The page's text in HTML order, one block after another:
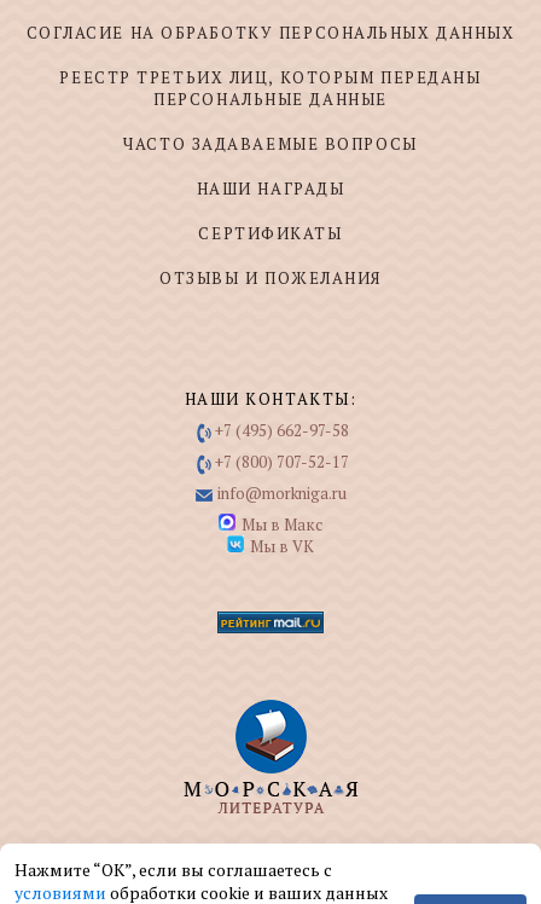
СОГЛАСИЕ НА ОБРАБОТКУ ПЕРСОНАЛЬНЫХ ДАННЫХ
РЕЕСТР ТРЕТЬИХ ЛИЦ, КОТОРЫМ ПЕРЕДАНЫ
ПЕРСОНАЛЬНЫЕ ДАННЫЕ
ЧАСТО ЗАДАВАЕМЫЕ ВОПРОСЫ
НАШИ НАГРАДЫ
СЕРТИФИКАТЫ
ОТЗЫВЫ И ПОЖЕЛАНИЯ
НАШИ КОНТАКТЫ:
+7 (495) 662-97-58
+7 (800) 707-52-17
info@morkniga.ru
Мы в Макс
Мы в VK
ООО "МОРКНИГА" занимается изданием и
реализацией книг на морскую тематику.
Нажмите “ОК”, если вы соглашаетесь с
условиями обработки cookie и ваших данных